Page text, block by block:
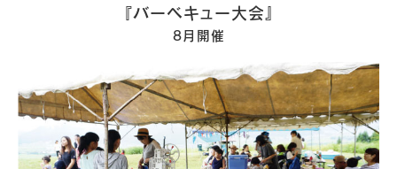
『バーベキュー大会』
8月開催